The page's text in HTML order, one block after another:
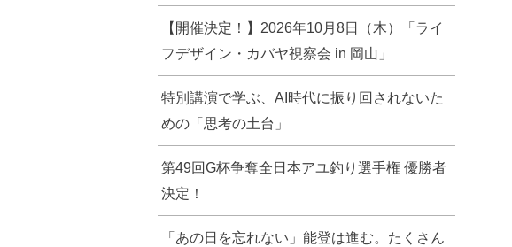
【開催決定！】2026年10月8日（木）「ライ
フデザイン・カバヤ視察会 in 岡山」
特別講演で学ぶ、AI時代に振り回されないた
めの「思考の土台」
第49回G杯争奪全日本アユ釣り選手権 優勝者
決定！
「あの日を忘れない」能登は進む。たくさん